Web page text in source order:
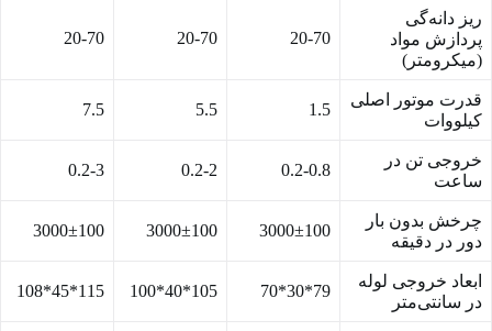
ریز دانه‌گی
پردازش مواد
(میکرومتر)
20-70
20-70
20-70
قدرت موتور اصلی
کیلووات
1.5
5.5
7.5
خروجی تن در
ساعت
0.2-0.8
0.2-2
0.2-3
چرخش بدون بار
دور در دقیقه
3000±100
3000±100
3000±100
ابعاد خروجی لوله
در سانتی‌متر
79*30*70
105*40*100
115*45*108